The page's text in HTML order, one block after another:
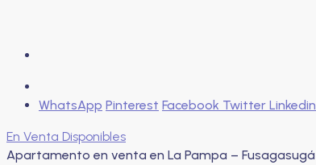
WhatsApp Pinterest Facebook Twitter Linkedin
En Venta Disponibles
Apartamento en venta en La Pampa – Fusagasugá